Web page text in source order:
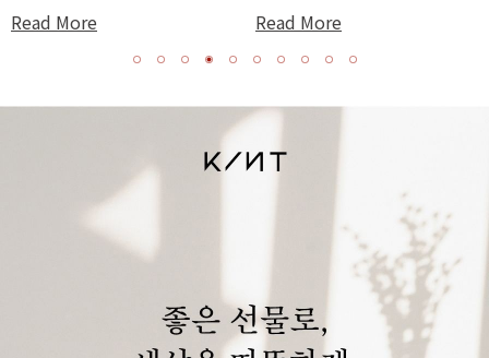
Read More Read More